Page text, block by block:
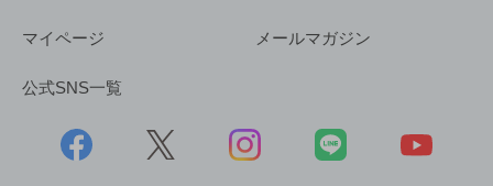
マイページ メールマガジン
公式SNS一覧